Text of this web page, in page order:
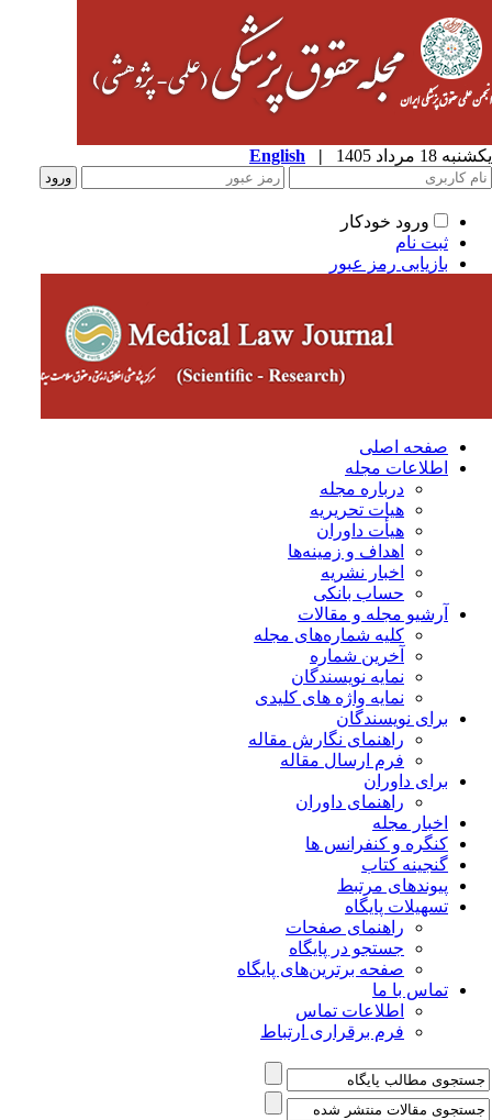
18 مرداد 1405 |
English
ورود خودکار
ثبت نام
بازیابی رمز عبور
صفحه اصلی
اطلاعات مجله
درباره مجله
هیات تحریریه
هیأت داوران
اهداف و زمینه‌ها
اخبار نشریه
حساب بانکی
آرشیو مجله و مقالات
کلیه شماره‌های مجله
آخرین شماره
نمایه نویسندگان
نمایه واژه های کلیدی
برای نویسندگان
راهنمای نگارش مقاله
فرم ارسال مقاله
برای داوران
راهنمای داوران
اخبار مجله
کنگره و کنفرانس ها
گنجینه کتاب
پیوندهای مرتبط
تسهیلات پایگاه
راهنمای صفحات
جستجو در پایگاه
صفحه برترین‌های پایگاه
تماس با ما
اطلاعات تماس
فرم برقراری ارتباط